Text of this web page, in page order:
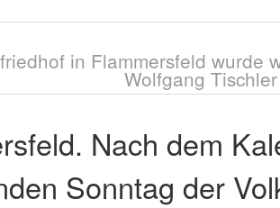
in Flammersfeld wurde
Wolfgang Tischler
Nach dem
Sonntag der